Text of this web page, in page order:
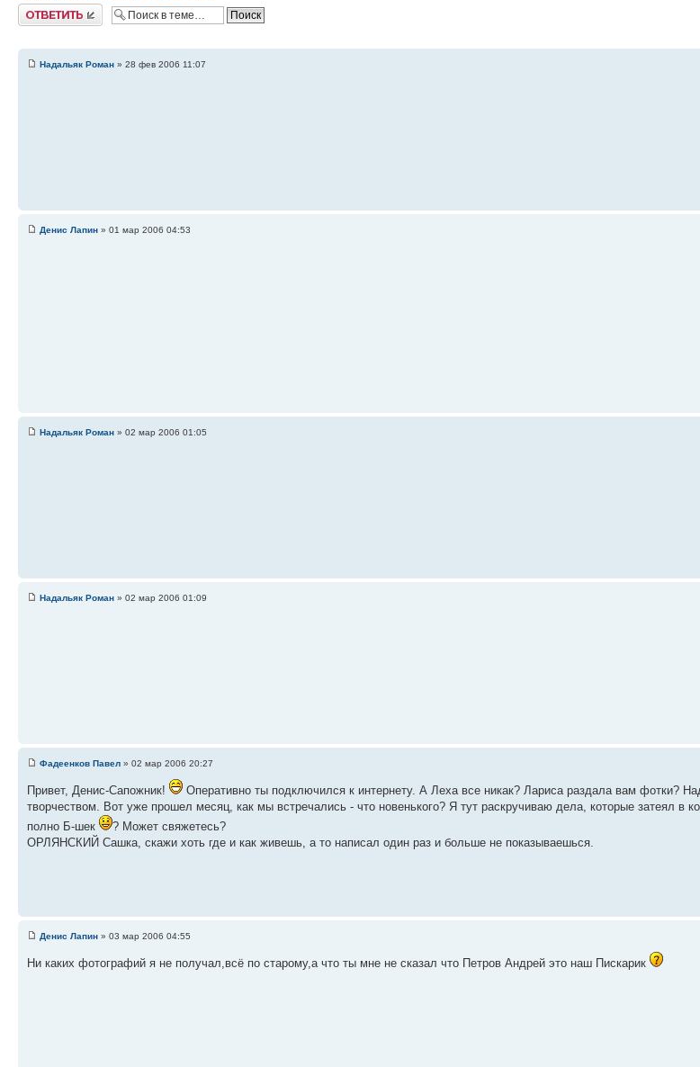
Ответить
Надальяк Роман » 28 фев 2006 11:07
Денис Лапин » 01 мар 2006 04:53
Надальяк Роман » 02 мар 2006 01:05
Надальяк Роман » 02 мар 2006 01:09
Фадеенков Павел » 02 мар 2006 20:27
Привет, Денис-Сапожник!
Оперативно ты подключился к интернету. А Леха все никак? Лариса раздала вам фотки?
творчеством. Вот уже прошел месяц, как мы встречались - что новенького? Я тут раскручиваю дела, которые затеял в
полно Б-шек
? Может свяжетесь?
ОРЛЯНСКИЙ Сашка, скажи хоть где и как живешь, а то написал один раз и больше не показываешься.
Денис Лапин » 03 мар 2006 04:55
Ни каких фотографий я не получал,всё по старому,а что ты мне не сказал что Петров Андрей это наш Пискарик